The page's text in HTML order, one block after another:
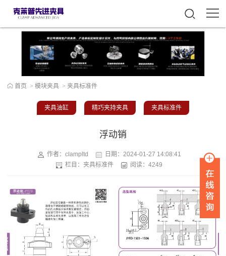
首页 > 模块夹具 > 夹具标准件
夹具油缸 精巧夹持夹具 夹具标准件
浮动销
作者：clampltd 日期： 2024-01-27 14:08:41
栏目： 夹具标准件 阅读：4249